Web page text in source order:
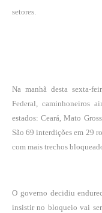
setores.
Na manhã desta sexta-
Federal, caminhoneiros
estados:Ceará,Mato
São 69 interdições em 29
com mais trechos
O governo decidiu
insistir no bloqueio vai